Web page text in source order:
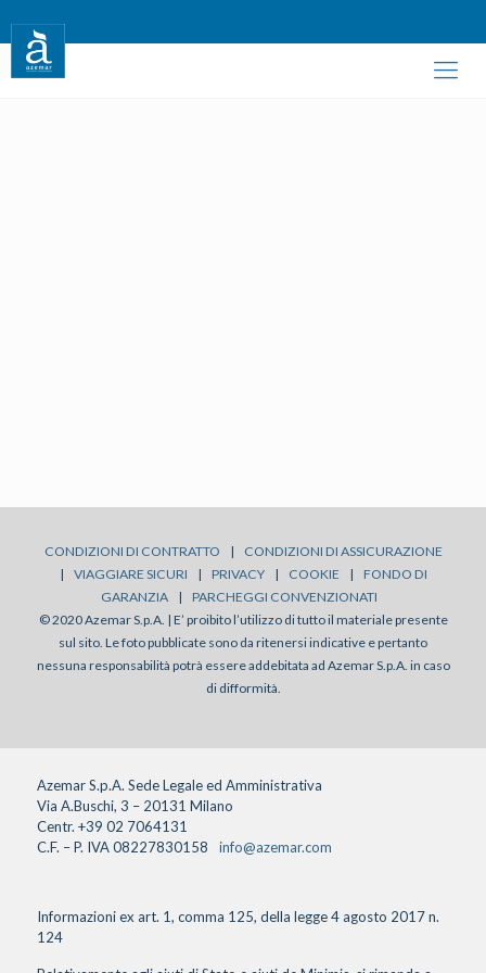
CONDIZIONI DI CONTRATTO |
CONDIZIONI DI ASSICURAZIONE
|
VIAGGIARE SICURI | PRIVACY | COOKIE |
FONDO DI
GARANZIA
|
PARCHEGGI CONVENZIONATI
© 2020 Azemar S.p.A. | E’ proibito l’utilizzo di tutto il materiale presente
sul sito. Le foto pubblicate sono da ritenersi indicative e pertanto
nessuna responsabilità potrà essere addebitata ad Azemar S.p.A. in caso
di difformità.
Azemar S.p.A. Sede Legale ed Amministrativa
Via A.Buschi, 3 – 20131 Milano
Centr. +39 02 7064131
C.F. – P. IVA 08227830158
info@azemar.com
Informazioni ex art. 1, comma 125, della legge 4 agosto 2017 n.
124